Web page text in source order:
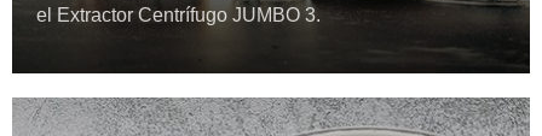
el Extractor Centrífugo JUMBO 3.